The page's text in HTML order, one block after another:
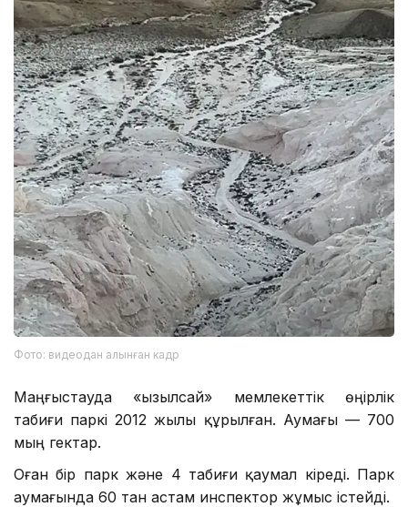
Фото: видеодан алынған кадр
Маңғыстауда «Қызылсай» мемлекеттік өңірлік
табиғи паркі 2012 жылы құрылған. Аумағы — 700
мың гектар.
Оған бір парк және 4 табиғи қаумал кіреді. Парк
аумағында 60 тан астам инспектор жұмыс істейді.